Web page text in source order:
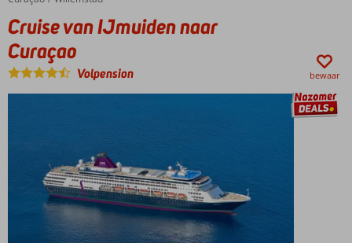
Cruise van IJmuiden naar
Curaçao
Volpension bewaar